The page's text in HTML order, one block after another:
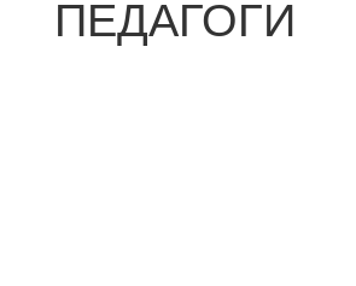
ПЕДАГОГИ